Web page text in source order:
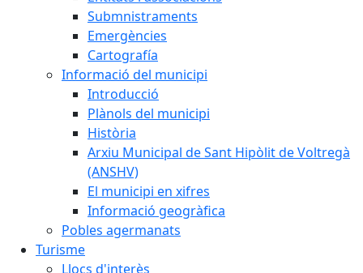
Submnistraments
Emergències
Cartografía
Informació del municipi
Introducció
Plànols del municipi
Història
Arxiu Municipal de Sant Hipòlit de Voltregà
(ANSHV)
El municipi en xifres
Informació geogràfica
Pobles agermanats
Turisme
Llocs d'interès